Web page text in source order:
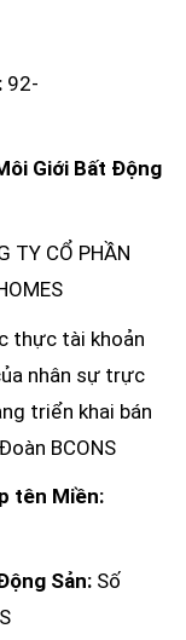
92-
Giới Bất Động
TY CỔ PHẦN
thực tài khoản
nhân sự trực
triển khai bán
BCONS
tên Miền:
Sản: Số